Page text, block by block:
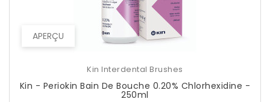
APERÇU
Kin Interdental Brushes
Kin - Periokin Bain De Bouche 0.20% Chlorhexidine -
250ml